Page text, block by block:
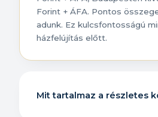
Forint + ÁFA. Pontos
adunk. Ez kulcsfontosságú
házfelújítás előtt.
Mit tartalmaz a részletes